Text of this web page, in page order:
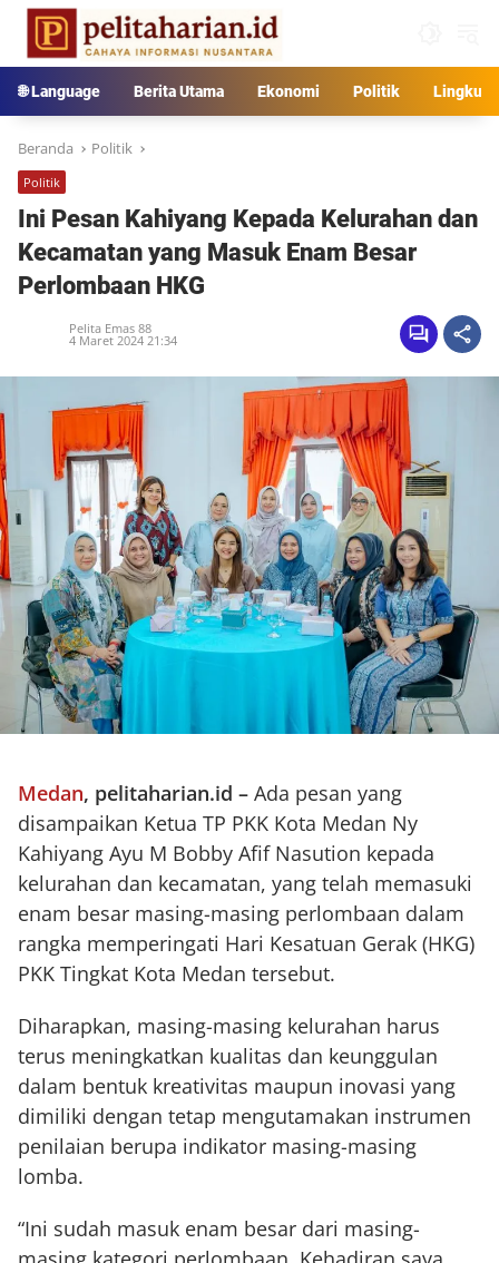
Langsung
konten
🌐 Language Berita Utama Ekonomi Politik
Beranda Politik
Politik
Ini Pesan Kahiyang Kepada Kelurahan dan
Kecamatan yang Masuk Enam Besar
Perlombaan HKG
Pelita Emas 88
4 Maret 2024 21:34
Medan, pelitaharian.id – Ada pesan yang
disampaikan Ketua TP PKK Kota Medan Ny
Kahiyang Ayu M Bobby Afif Nasution kepada
kelurahan dan kecamatan, yang telah memasuki
enam besar masing-masing perlombaan dalam
rangka memperingati Hari Kesatuan Gerak (HKG)
PKK Tingkat Kota Medan tersebut.
Diharapkan, masing-masing kelurahan harus
terus meningkatkan kualitas dan keunggulan
dalam bentuk kreativitas maupun inovasi yang
dimiliki dengan tetap mengutamakan instrumen
penilaian berupa indikator masing-masing
lomba.
“Ini sudah masuk enam besar dari masing-